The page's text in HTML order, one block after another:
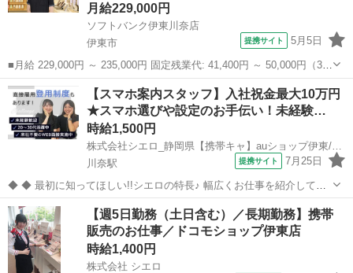
月給229,000円
ソフトバンク伊東川奈店
伊東市
提携サイト 5月5日
■月給 229,000円 ～ 235,000円 固定残業代: 41,400円 ～ 50,000円（30
時間相当） ＊時間外手当は時間外労働の有無にかかわらず、固定残業
代として支給し、相当時間を超える時間外労働分は法定どおり追...
静岡 携帯ショップ
【スマホ案内スタッフ】入社祝金最大10万円
★スマホ選びや設定のお手伝い！未経験…
時給1,500円
株式会社シエロ_静岡県【携帯キャ】auショップ伊東/AF5
川奈駅
提携サイト 7月25日
◆ ◆ 最初に知ってほしい!!シエロの特長♪ 幅広くお仕事を紹介してい
る当社！ 専任のコーディネーターがあなたの希望をしっかりお伺いし
て、お仕事探しに丁寧に向き合います！ ＼＼うれしい高収入×週払い♪
／／ 高収入でしっか...
静岡 伊東市 川奈駅 携帯ショップ
【週5日勤務（土日含む）／長期勤務】携帯
販売のお仕事／ドコモショップ伊東店
時給1,400円
株式会社 シエロ